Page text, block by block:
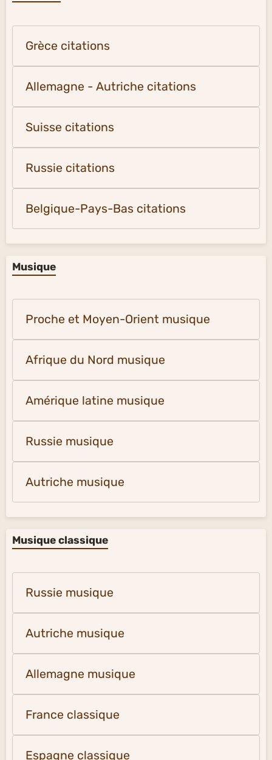
Grèce citations
Allemagne - Autriche citations
Suisse citations
Russie citations
Belgique-Pays-Bas citations
Musique
Proche et Moyen-Orient musique
Afrique du Nord musique
Amérique latine musique
Russie musique
Autriche musique
Musique classique
Russie musique
Autriche musique
Allemagne musique
France classique
Espagne classique